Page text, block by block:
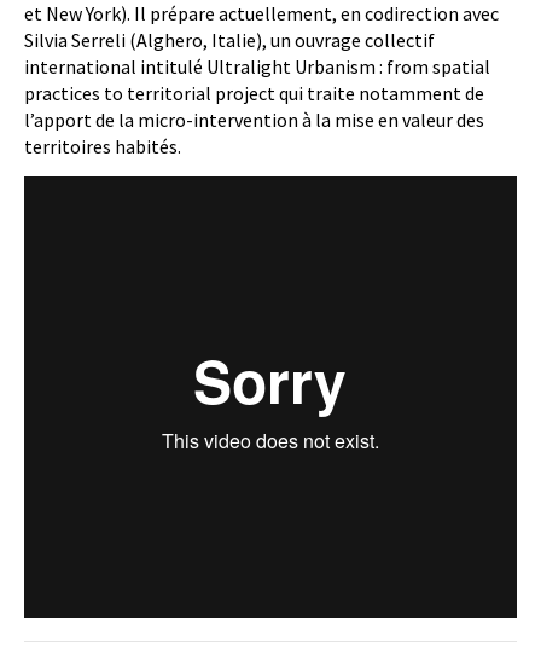
et New York). Il prépare actuellement, en codirection avec
Silvia Serreli (Alghero, Italie), un ouvrage collectif
international intitulé Ultralight Urbanism : from spatial
practices to territorial project qui traite notamment de
l’apport de la micro-intervention à la mise en valeur des
territoires habités.